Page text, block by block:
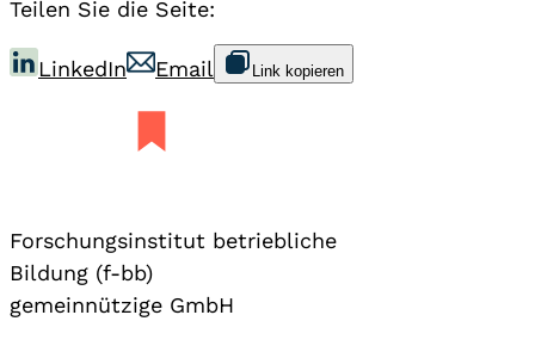
Teilen Sie die Seite:
LinkedIn Email Link kopieren
Forschungsinstitut betriebliche
Bildung (f-bb)
gemeinnützige GmbH